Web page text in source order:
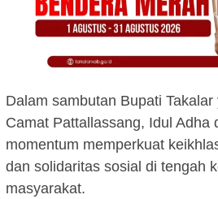
Dalam sambutan Bupati
Camat Pattallassang, Idul Adha
momentum memperkuat
dan solidaritas sosial di tengah
masyarakat.